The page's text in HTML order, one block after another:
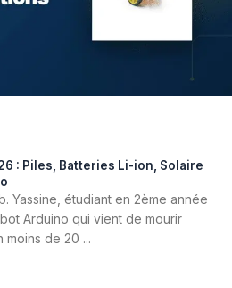
: Piles, Batteries Li-ion, Solaire
Yassine, étudiant en 2ème année
Arduino qui vient de mourir
de 20 ...